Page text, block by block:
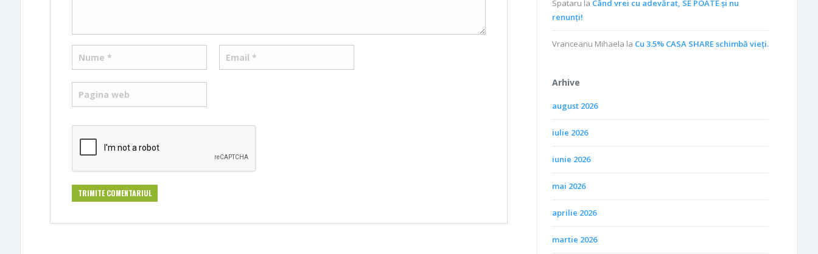
Spataru la Când vrei cu adevărat, SE POATE și nu
renunți!
Vranceanu Mihaela la Cu 3.5% CASA SHARE schimbă vieţi.
Arhive
august 2026
iulie 2026
iunie 2026
mai 2026
aprilie 2026
martie 2026